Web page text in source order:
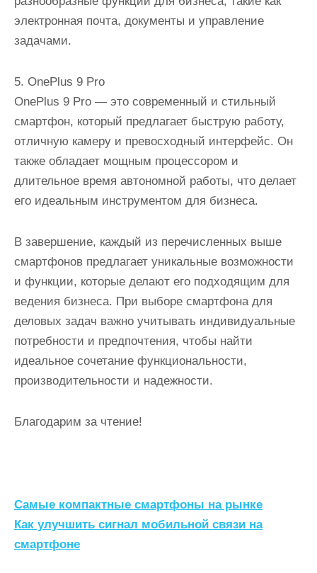
электронная почта, документы и управление
задачами.
5. OnePlus 9 Pro
OnePlus 9 Pro — это современный и стильный
смартфон, который предлагает быструю работу,
отличную камеру и превосходный интерфейс. Он
также обладает мощным процессором и
длительное время автономной работы, что делает
его идеальным инструментом для бизнеса.
В завершение, каждый из перечисленных выше
смартфонов предлагает уникальные возможности
и функции, которые делают его подходящим для
ведения бизнеса. При выборе смартфона для
деловых задач важно учитывать индивидуальные
потребности и предпочтения, чтобы найти
идеальное сочетание функциональности,
производительности и надежности.
Благодарим за чтение!
Н
а
в
Самые компактные смартфоны на рынке
Как улучшить сигнал мобильной связи на
смартфоне